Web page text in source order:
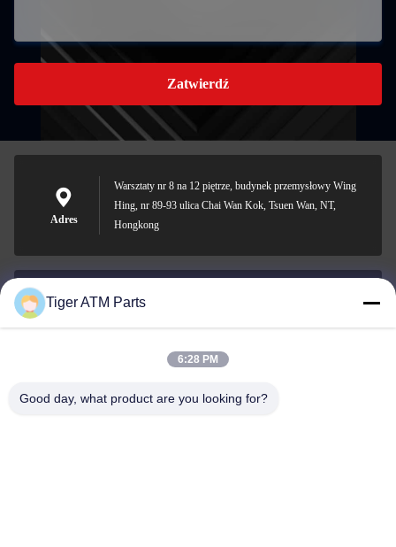
Zatwierdź
Adres
Warsztaty nr 8 na 12 piętrze, budynek przemysłowy Wing
Hing, nr 89-93 ulica Chai Wan Kok, Tsuen Wan, NT,
Hongkong
Wiadomość
Tiger ATM Parts
6:28 PM
Good day, what product are you looking for?